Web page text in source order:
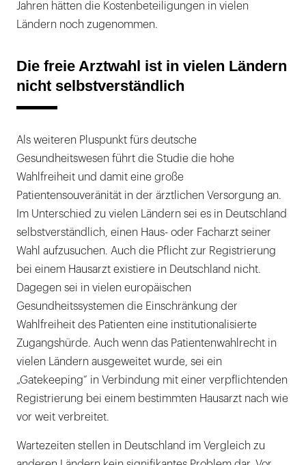
Jahren hätten die Kostenbeteiligungen in vielen
Ländern noch zugenommen.
Die freie Arztwahl ist in vielen Ländern
nicht selbstverständlich
Als weiteren Pluspunkt fürs deutsche
Gesundheitswesen führt die Studie die hohe
Wahlfreiheit und damit eine große
Patientensouveränität in der ärztlichen Versorgung an.
Im Unterschied zu vielen Ländern sei es in Deutschland
selbstverständlich, einen Haus- oder Facharzt seiner
Wahl aufzusuchen. Auch die Pflicht zur Registrierung
bei einem Hausarzt existiere in Deutschland nicht.
Dagegen sei in vielen europäischen
Gesundheitssystemen die Einschränkung der
Wahlfreiheit des Patienten eine institutionalisierte
Zugangshürde. Auch wenn das Patientenwahlrecht in
vielen Ländern ausgeweitet wurde, sei ein
„Gatekeeping“ in Verbindung mit einer verpflichtenden
Registrierung bei einem bestimmten Hausarzt nach wie
vor weit verbreitet.
Wartezeiten stellen in Deutschland im Vergleich zu